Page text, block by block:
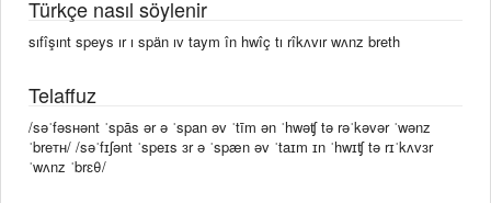
Türkçe nasıl söylenir
sıfîşınt speys ır ı spän ıv taym în hwîç tı rîkʌvır wʌnz breth
Telaffuz
/səˈfəsʜənt ˈspās ər ə ˈspan əv ˈtīm ən ˈhwəʧ tə rəˈkəvər ˈwənz
ˈbreᴛʜ/ /səˈfɪʃənt ˈspeɪs ɜr ə ˈspæn əv ˈtaɪm ɪn ˈhwɪʧ tə rɪˈkʌvɜr
ˈwʌnz ˈbrɛθ/